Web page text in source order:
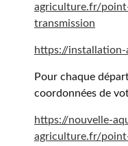
agriculture.fr/
transmission
https://
Pour chaque
coordonnées de
https://nouvelle-
agriculture.fr/